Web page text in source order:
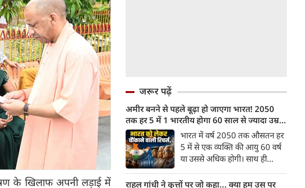
के खिलाफ अपनी लड़ाई में
जरूर पढ़ें
अमीर बनने से पहले बूढ़ा हो जाएगा भारत! 2050
तक हर 5 में 1 भारतीय होगा 60 साल से ज्यादा उम्र
का
भारत में वर्ष 2050 तक औसतन हर
5 में से एक व्यक्ति की आयु 60 वर्ष
या उससे अधिक होगी। साथ ही
भारत में रहेंगे। ‘ट्रांसफॉर्म रूरल
राहुल गांधी ने कुत्तों पर जो कहा... क्या हम उस पर